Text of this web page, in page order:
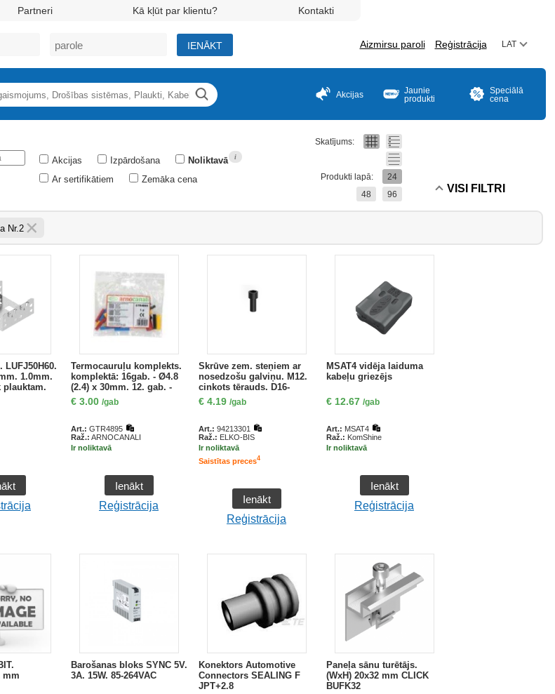
Partneri Kā kļūt par klientu? Kontakti
IENĀKT Aizmirsu paroli Reģistrācija LAT
Akcijas
Jaunie
produkti
Speciālā
cena
Akcijas Izpārdošana Noliktavā i
Ar sertifikātiem Zemāka cena
Skatījums:
Produkti lapā:
24
48
96 VISI FILTRI
Nr.2
LUFJ50H60.
1.0mm.
plauktam.
Termocauruļu komplekts.
komplektā: 16gab. - Ø4.8
(2.4) x 30mm. 12. gab. -
Ø6.4 (3.2) x 30mm. 4. gab -
Ø9.5 (4.8) x 30mm. krāsas:
dzeltena
€3.00 /gab
Art.: GTR4895
Raž.: ARNOCANALI
Ir noliktavā
Ienākt
Reģistrācija
Skrūve zem. steņiem ar
nosedzošu galviņu. M12.
cinkots tērauds. D16-
20mm
€4.19 /gab
Art.: 94213301
Raž.: ELKO-BIS
Ir noliktavā
Saistītas preces4
Ienākt
Reģistrācija
MSAT4 vidēja laiduma
kabeļu griezējs
€12.67 /gab
Art.: MSAT4
Raž.: KomShine
Ir noliktavā
Ienākt
Reģistrācija
mm
Barošanas bloks SYNC 5V.
3A. 15W. 85-264VAC
Konektors Automotive
Connectors SEALING F
JPT+2.8
Paneļa sānu turētājs.
(WxH) 20x32 mm CLICK
BUFK32